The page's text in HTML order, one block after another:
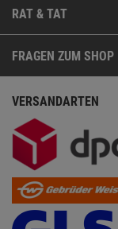
RAT & TAT
FRAGEN ZUM SHOP
VERSANDARTEN